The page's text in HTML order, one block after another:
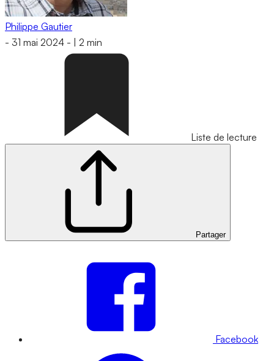
Philippe Gautier
- 31 mai 2024 - 2 min
Liste de lecture
Partager
Facebook